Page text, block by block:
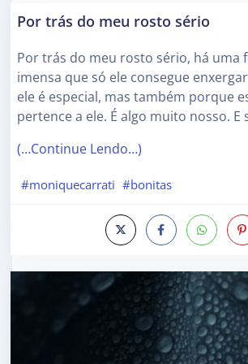
Por trás do meu rosto sério
Por trás do meu rosto sério, há uma
imensa que só ele consegue
ele é especial, mas também porque
pertence a ele. É algo muito nosso.
(…Continue Lendo…)
#moniquecarrati #bonitas